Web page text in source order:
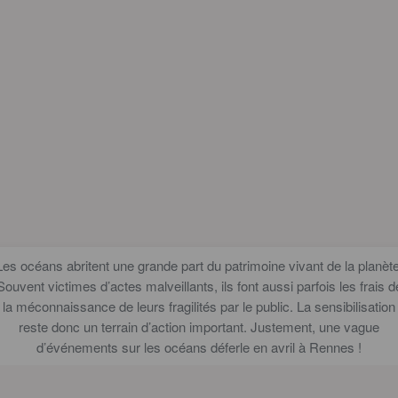
océans abritent une grande part du patrimoine vivant de la
victimes d’actes malveillants, ils font aussi parfois les frais
la méconnaissance de leurs fragilités par le public. La sensibilisation
reste donc un terrain d’action important. Justement, une vague
d’événements sur les océans déferle en avril à Rennes !